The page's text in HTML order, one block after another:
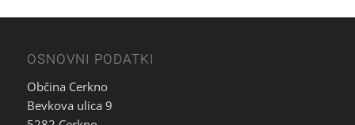
OSNOVNI PODATKI
Občina Cerkno
Bevkova ulica 9